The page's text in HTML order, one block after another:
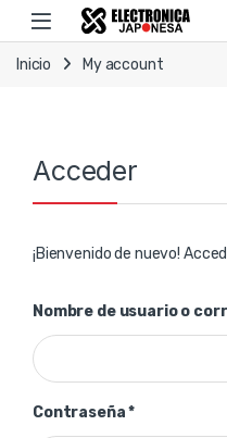
Skip to navigation
Skip to content
Open
Inicio My account
Acceder
¡Bienvenido de nuevo!
Nombre de usuario o
Contraseña*Obligatorio